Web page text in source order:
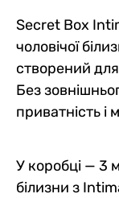
Secret Box
чоловічої
створений
Без
приватність
У коробці — 3
білизни з